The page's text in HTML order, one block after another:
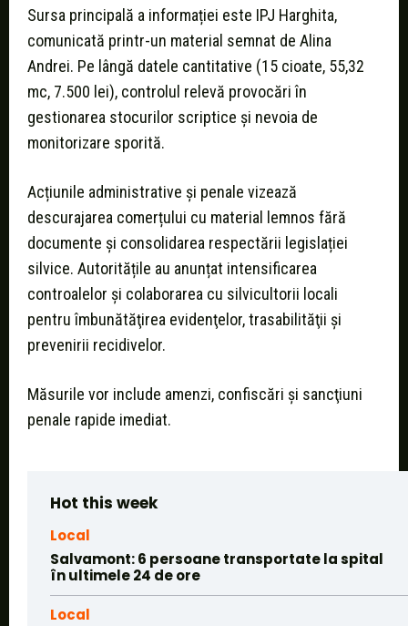
Sursa principală a informației este IPJ Harghita,
comunicată printr-un material semnat de Alina
Andrei. Pe lângă datele cantitative (15 cioate, 55,32
mc, 7.500 lei), controlul relevă provocări în
gestionarea stocurilor scriptice și nevoia de
monitorizare sporită.
Acțiunile administrative și penale vizează
descurajarea comerțului cu material lemnos fără
documente și consolidarea respectării legislației
silvice. Autoritățile au anunțat intensificarea
controalelor și colaborarea cu silvicultorii locali
pentru îmbunătăţirea evidenţelor, trasabilităţii şi
prevenirii recidivelor.
Măsurile vor include amenzi, confiscări şi sancţiuni
penale rapide imediat.
Hot this week
Local
Salvamont: 6 persoane transportate la spital
în ultimele 24 de ore
Local